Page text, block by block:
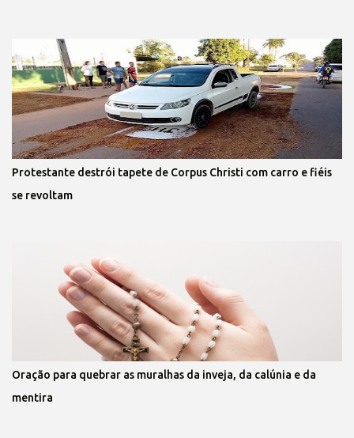
Protestante destrói tapete de Corpus Christi com carro e fiéis
se revoltam
Oração para quebrar as muralhas da inveja, da calúnia e da
mentira